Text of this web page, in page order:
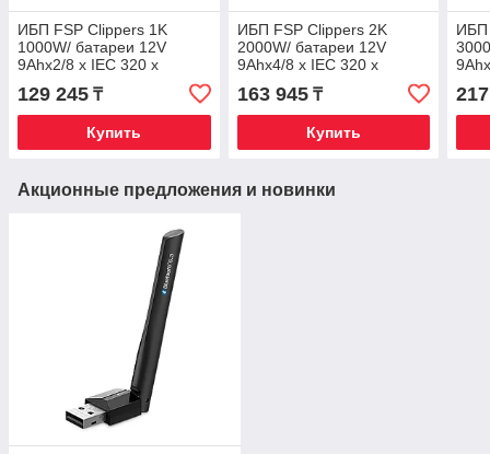
ИБП FSP Clippers 1K
1000W/ батареи 12V
9Ahx2/8 x IEC 320 x
C13/USB Type-B порт и
RS-232/ЖК дисплей
129 245 ₸
Купить
ИБП FSP Clippers 2K
2000W/ батареи 12V
9Ahx4/8 x IEC 320 x
C13/USB Type-B порт и
RS-232/ЖК дисплей
163 945₸
Купить
ИБП
Акционные предложения и новинки